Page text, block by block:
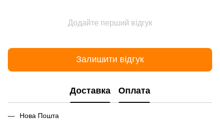
Додайте перший відгук
Залишити відгук
Доставка Оплата
Нова Пошта